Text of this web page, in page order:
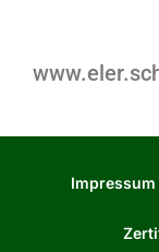
Impressum